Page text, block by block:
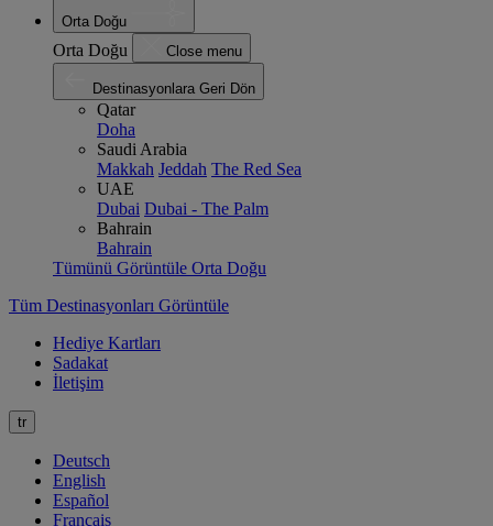
Orta Doğu
Orta Doğu Close menu
Destinasyonlara Geri Dön
Qatar
Doha
Saudi Arabia
Makkah Jeddah The Red Sea
UAE
Dubai Dubai - The Palm
Bahrain
Bahrain
Tümünü Görüntüle Orta Doğu
Tüm Destinasyonları Görüntüle
Hediye Kartları
Sadakat
İletişim
tr
Deutsch
English
Español
Français